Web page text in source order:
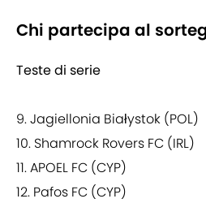
Chi partecipa al
Teste di serie
9. Jagiellonia Białystok (POL)
10. Shamrock Rovers FC (IRL)
11. APOEL FC (CYP)
12. Pafos FC (CYP)